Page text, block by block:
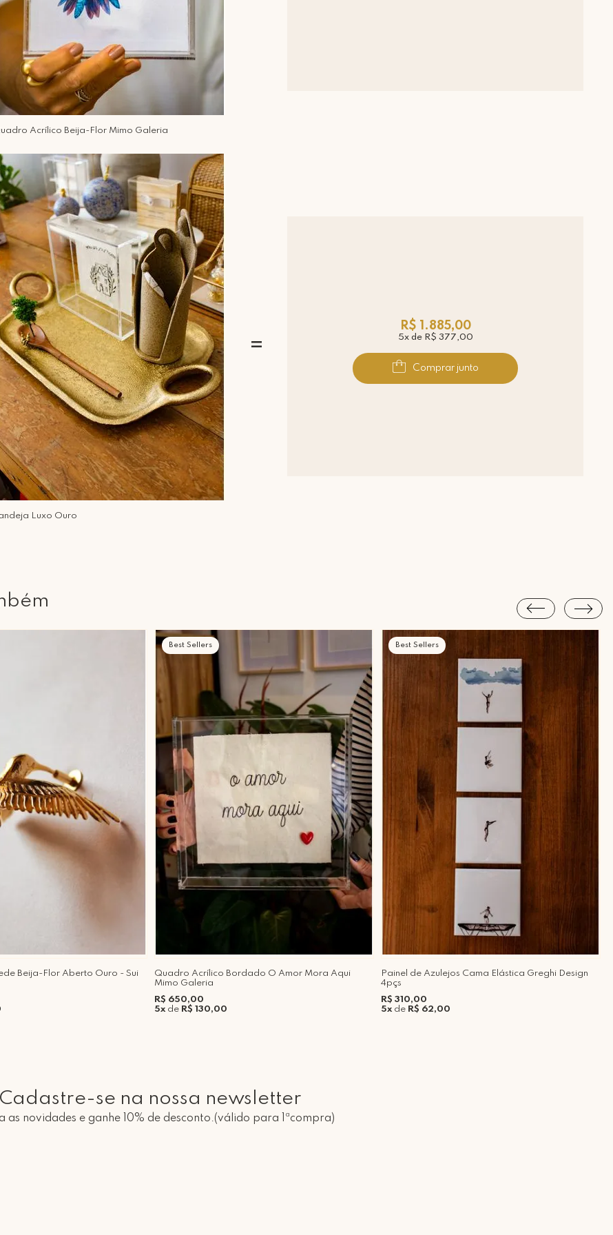
Acrílico Beija-Flor Mimo Galeria
Luxo Ouro
=
R$ 1.885,00
5x de R$ 377,00
Comprar junto
Beija-Flor Aberto Ouro - Sui
Best Sellers
Quadro Acrílico Bordado O Amor Mora Aqui
Mimo Galeria
R$ 650,00
5xde R$ 130,00
Best Sellers
Painel de Azulejos Cama Elástica Greghi Design
4pçs
R$ 310,00
5xde R$ 62,00
Cadastre-se na nossa newsletter
as novidades e ganhe 10% de desconto.(válido para 1ªcompra)